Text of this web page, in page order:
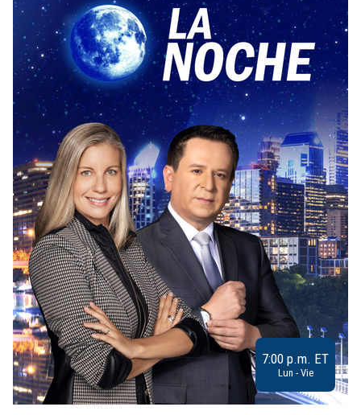
7:00 p.m. ET
Lun - Vie